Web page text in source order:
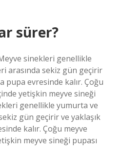
sürer?
sinekleri genellikle
arasında sekiz gün geçirir
pupa evresinde kalır. Çoğu
yetişkin meyve sineği
genellikle yumurta ve
gün geçirir ve yaklaşık
kalır. Çoğu meyve
meyve sineği pupası